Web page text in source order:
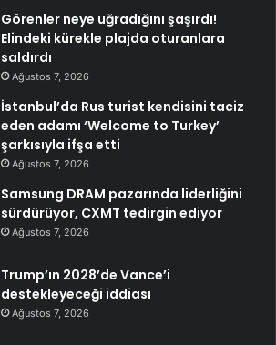
Görenler neye uğradığını şaşırdı!
Elindeki kürekle plajda oturanlara
saldırdı
Ağustos 7, 2026
İstanbul’da Rus turist kendisini taciz
eden adamı ‘Welcome to Turkey’
şarkısıyla ifşa etti
Ağustos 7, 2026
Samsung DRAM pazarında liderliğini
sürdürüyor, CXMT tedirgin ediyor
Ağustos 7, 2026
Trump’ın 2028’de Vance’i
destekleyeceği iddiası
Ağustos 7, 2026